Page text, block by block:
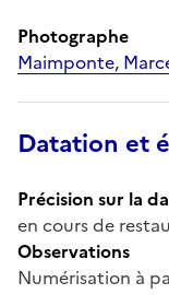
Photographe
Maimponte,
Datation et
Précision sur la
en cours de
Observations
Numérisation à